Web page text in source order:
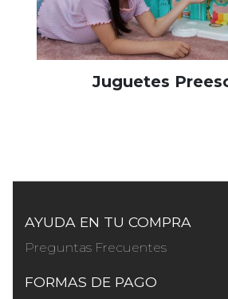
Juguetes
AYUDA EN TU COMPRA
Preguntas Frecuentes
FORMAS DE PAGO